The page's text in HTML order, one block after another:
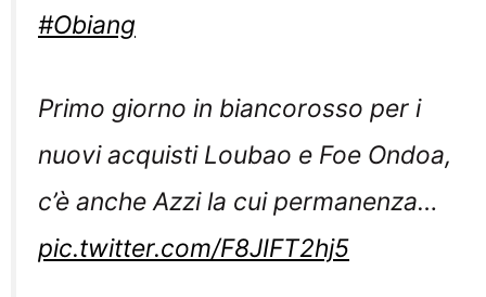
#Obiang
Primo giorno in biancorosso per i
nuovi acquisti Loubao e Foe Ondoa,
c’è anche Azzi la cui permanenza…
pic.twitter.com/F8JIFT2hj5